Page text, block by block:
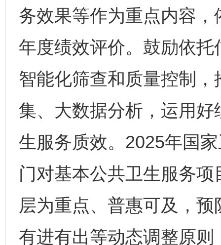
务效果等作为重点内容
年度绩效评价。鼓励依
智能化筛查和质量控制
集、大数据分析，运用
生服务质效。2025年国
门对基本公共卫生服务
层为重点、普惠可及，
有进有出等动态调整原
东山县通报“牛蛙产品抗生素超标问题” 法
千年窑火 生生不息